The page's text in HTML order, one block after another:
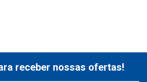
receber nossas ofertas!